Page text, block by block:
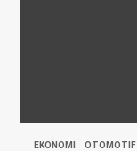
EKONOMI OTOMOTIF